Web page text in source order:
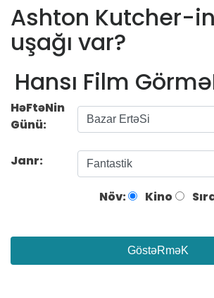
Ashton Kutcher-
uşağı var?
Hansı Film
HəFtəNin
Günü:
Janr:
Növ: Kino
GöstəRməK